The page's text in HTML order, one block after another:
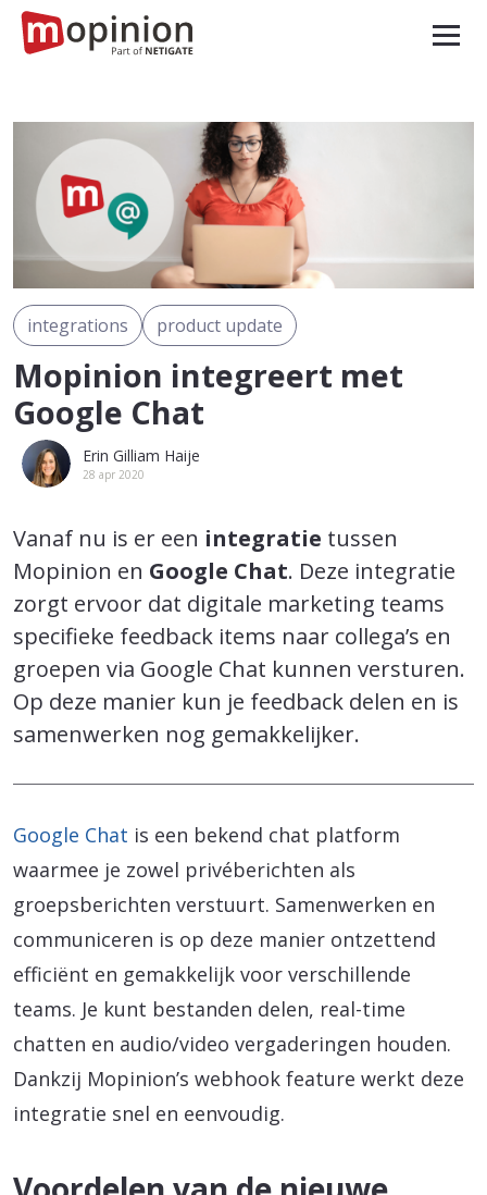
integrations product update
Mopinion integreert met
Google Chat
Erin Gilliam Haije
28 apr 2020
Vanaf nu is er een integratie tussen
Mopinion en Google Chat. Deze integratie
zorgt ervoor dat digitale marketing teams
specifieke feedback items naar collega’s en
groepen via Google Chat kunnen versturen.
Op deze manier kun je feedback delen en is
samenwerken nog gemakkelijker.
Google Chat is een bekend chat platform
waarmee je zowel privéberichten als
groepsberichten verstuurt. Samenwerken en
communiceren is op deze manier ontzettend
efficiënt en gemakkelijk voor verschillende
teams. Je kunt bestanden delen, real-time
chatten en audio/video vergaderingen houden.
Dankzij Mopinion’s webhook feature werkt deze
integratie snel en eenvoudig.